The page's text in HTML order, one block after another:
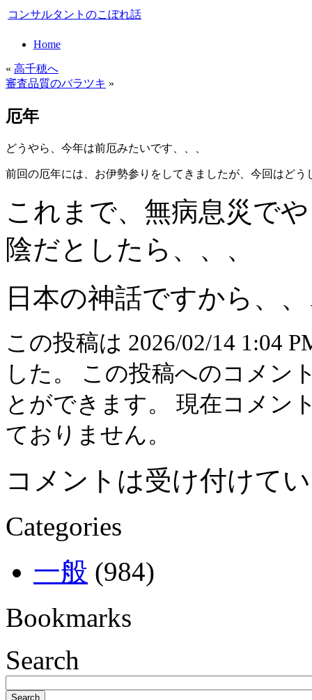
コンサルタントのこぼれ話
Home
« 高千穂へ
審査品質のバラツキ »
厄年
どうやら、今年は前厄みたいです、、、
前回の厄年には、お伊勢参りをしてきましたが、今回はどう
これまで、無病息災で
陰だとしたら、、、
日本の神話ですから、
この投稿は 2026/02/14 1:04
した。 この投稿へのコメン
とができます。 現在コメン
ておりません。
コメントは受け付けて
Categories
一般 (984)
Bookmarks
Search
Search